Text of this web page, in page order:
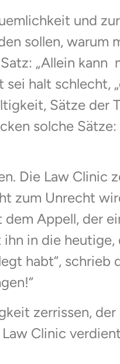
und
sollen, warum
„Allein kann
sei halt schlecht,
Sätze der
solche Sätze:
Die Law Clinic
zum Unrecht
Appell, der
in die
habt“, schrieb
zerrissen, der
Clinic